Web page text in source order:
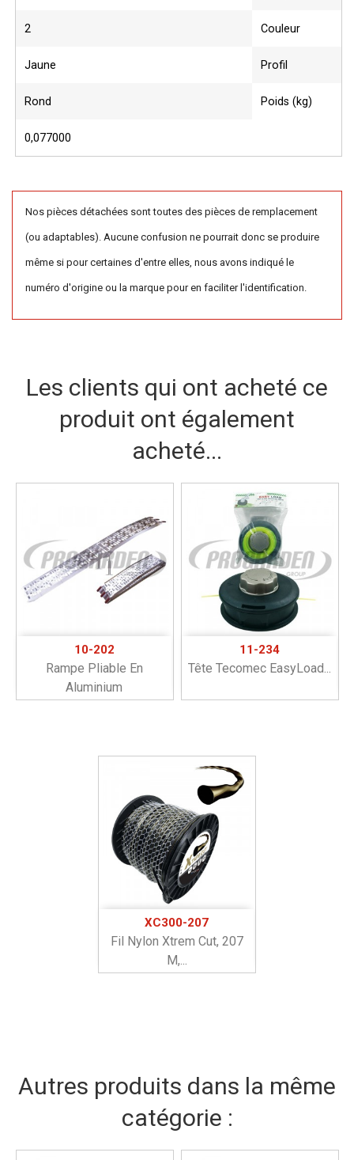
2 Couleur
Jaune Profil
Rond Poids (kg)
0,077000
Nos pièces détachées sont toutes des pièces de remplacement
(ou adaptables). Aucune confusion ne pourrait donc se produire
même si pour certaines d'entre elles, nous avons indiqué le
numéro d'origine ou la marque pour en faciliter l'identification.
Les clients qui ont acheté ce
produit ont également
acheté...
10-202
Rampe Pliable En
Aluminium
11-234
Tête Tecomec EasyLoad...
XC300-207
Fil Nylon Xtrem Cut, 207
M,...
Autres produits dans la même
catégorie :